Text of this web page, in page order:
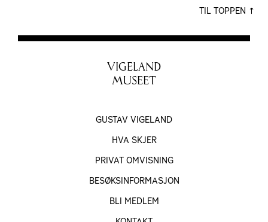
TIL TOPPEN
VIGELAND
MUSEET
GUSTAV VIGELAND
HVA SKJER
PRIVAT OMVISNING
BESØKS­INFORMASJON
BLI MEDLEM